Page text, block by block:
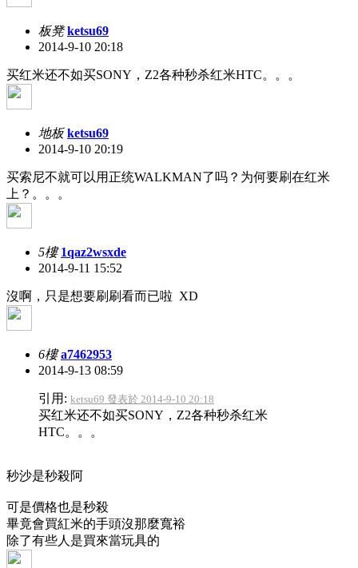
板凳 ketsu69
2014-9-10 20:18
买红米还不如买SONY，Z2各种秒杀红米HTC。。。
地板 ketsu69
2014-9-10 20:19
买索尼不就可以用正统WALKMAN了吗？为何要刷在红米
上？。。。
5樓 1qaz2wsxde
2014-9-11 15:52
沒啊，只是想要刷刷看而已啦 XD
6樓 a7462953
2014-9-13 08:59
引用: ketsu69 發表於 2014-9-10 20:18
买红米还不如买SONY，Z2各种秒杀红米
HTC。。。
秒沙是秒殺阿
可是價格也是秒殺
畢竟會買紅米的手頭沒那麼寬裕
除了有些人是買來當玩具的